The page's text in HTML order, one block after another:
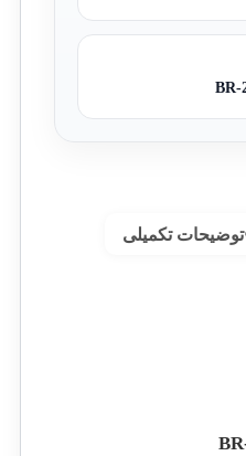
توضیحات تکمیلی